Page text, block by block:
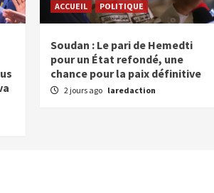
ACCUEIL POLITIQUE
Soudan : Le pari de Hemedti
pour un État refondé, une
chance pour la paix définitive
2 jours ago laredaction